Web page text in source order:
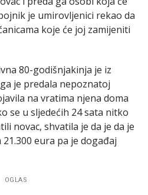
je umirovljenici rekao da
koje će joj zamijeniti
80-godišnjakinja je iz
je predala nepoznatoj
na vratima njena doma
se u sljedećih 24 sata nitko
novac, shvatila je da je da je
eura pa je događaj
OGLAS